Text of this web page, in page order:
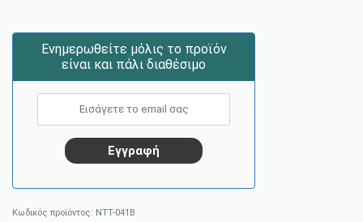
Ενημερωθείτε μόλις το προϊόν
είναι και πάλι διαθέσιμο
NTT-041B